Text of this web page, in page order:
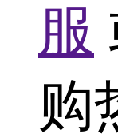
服
购